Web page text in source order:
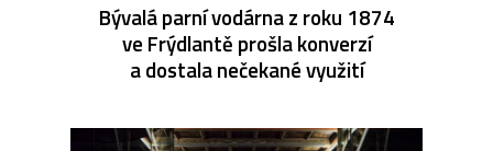
Bývalá parní vodárna z roku 1874
ve Frýdlantě prošla konverzí
a dostala nečekané využití